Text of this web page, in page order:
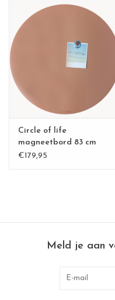
BIG SALE , GRAB YOUR
CHANCE
LIMITED EXCLUSIVES
Wandplanken / Shelves
Rechthoekige , vierkante,
magneetborden
Circle of life
magneetbord 83 cm
€179,95
Meld je aan